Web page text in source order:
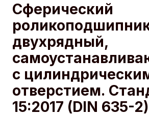
Сферический
двухрядный,
с
отверстием.
15:2017 (DIN 635-